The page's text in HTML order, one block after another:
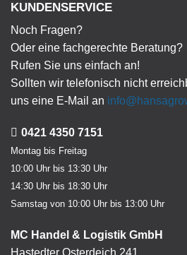
KUNDENSERVICE
Noch Fragen?
Oder eine fachgerechte Beratung?
Rufen Sie uns einfach an!
Sollten wir telefonisch nicht
uns eine E-Mail an
0421 4350 7151
Montag bis Freitag
10:00 Uhr bis 13:30 Uhr
14:30 Uhr bis 18:30 Uhr
Samstag von 10:00 Uhr bis 13:00 Uhr
MC Handel & Logistik GmbH